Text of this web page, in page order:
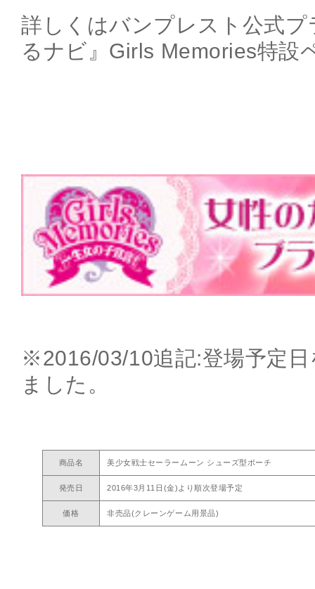
詳しくはバンプレスト公式
るナビ』Girls Memories特設
※2016/03/10追記:登場予定
ました。
商品名 美少女戦士セーラームーン シューズ型ポーチ
発売日 2016年3月11日(金)より順次登場予定
価格 非売品(クレーンゲーム用景品)